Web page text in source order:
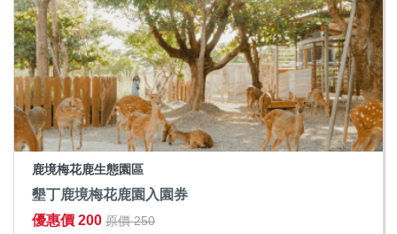
鹿境梅花鹿生態園區
墾丁鹿境梅花鹿園入園券
優惠價 200 原價 250